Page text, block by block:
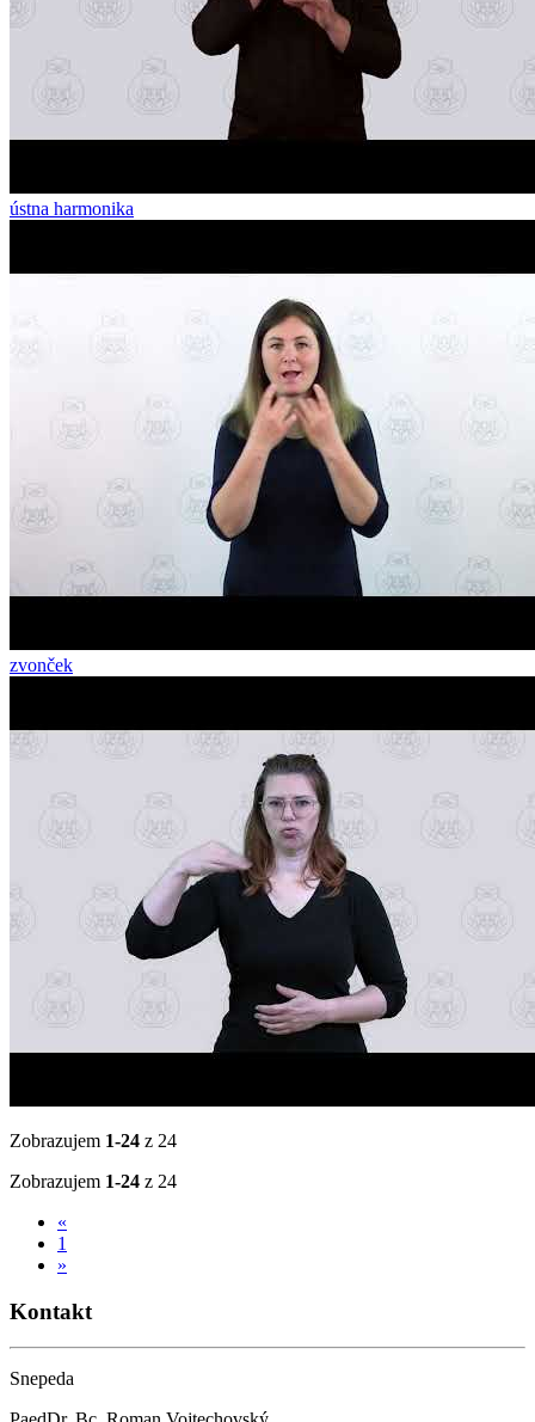
ústna harmonika
zvonček
Zobrazujem 1-24 z 24
Zobrazujem 1-24 z 24
«
1
»
Kontakt
Snepeda